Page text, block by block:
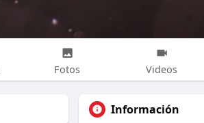
Fotos Videos
Información